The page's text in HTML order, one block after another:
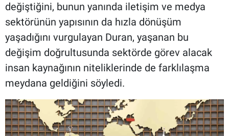
değiştiğini, bunun yanında iletişim ve medya
sektörünün yapısının da hızla dönüşüm
yaşadığını vurgulayan Duran, yaşanan bu
değişim doğrultusunda sektörde görev alacak
insan kaynağının niteliklerinde de farklılaşma
meydana geldiğini söyledi.